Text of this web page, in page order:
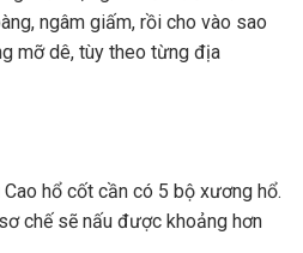
ngâm giấm, rồi cho vào sao
mỡ dê, tùy theo từng địa
hổ cốt cần có 5 bộ xương hổ.
chế sẽ nấu được khoảng hơn